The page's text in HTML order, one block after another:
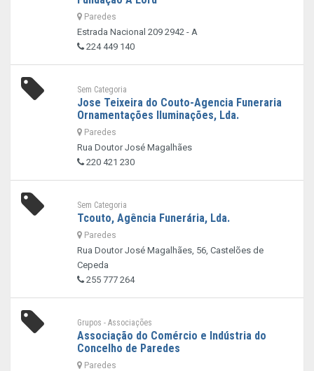
Paredes
Estrada Nacional 209 2942 - A
224 449 140
Sem Categoria
Jose Teixeira do Couto-Agencia Funeraria
Ornamentações Iluminações, Lda.
Paredes
Rua Doutor José Magalhães
220 421 230
Sem Categoria
Tcouto, Agência Funerária, Lda.
Paredes
Rua Doutor José Magalhães, 56, Castelões de
Cepeda
255 777 264
Grupos - Associações
Associação do Comércio e Indústria do
Concelho de Paredes
Paredes